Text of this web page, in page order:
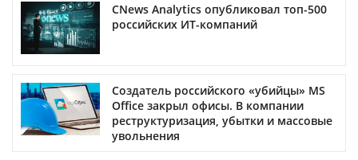
CNews Analytics опубликовал топ-500
российских ИТ-компаний
Создатель российского «убийцы» MS
Office закрыл офисы. В компании
реструктуризация, убытки и массовые
увольнения